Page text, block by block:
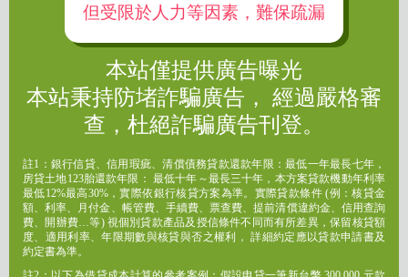
但受限於人力等因素，難保疏漏
本站僅提供廣告曝光
本站秉持防堵詐騙廣告， 經過嚴格審
查，杜絕詐騙廣告刊登。
註1：銀行信貸、信用瑕疵、清償債務貸款還款年限：最低一年最長七年，
房貸土地123胎還款年限： 最低十年～最長三十年，本方案貸款機動年利率
最低12%最高30%，實際依銀行核貸方案為準。實際貸款條件 (例：核貸金
額、利率、月付金、帳管費、手續費、票查費、提前清償違約金、信用查詢
費、開辦費…等) 視個別貸款產品及授信條件不同而有所差異，保留核貸額
度、適用利率、年限期數與核貸與否之權利， 詳細約定應以貸款申請書及
約定書為準。